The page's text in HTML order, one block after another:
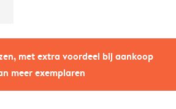
met extra voordeel bij aankoop
meer exemplaren